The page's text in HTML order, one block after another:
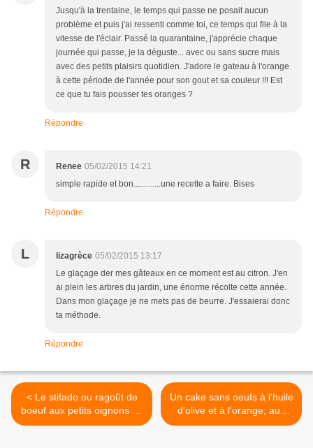
Jusqu'à la trentaine, le temps qui passe ne posait aucun
problème et puis j'ai ressenti comme toi, ce temps qui file à la
vitesse de l'éclair. Passé la quarantaine, j'apprécie chaque
journée qui passe, je la déguste... avec ou sans sucre mais
avec des petits plaisirs quotidien. J'adore le gateau à l'orange
à cette période de l'année pour son gout et sa couleur !!! Est
ce que tu fais pousser tes oranges ?
Répondre
R Renee 05/02/2015 14:21
simple rapide et bon.............une recette a faire. Bises
Répondre
L lizagrèce 05/02/2015 13:17
Le glaçage der mes gâteaux en ce moment est au citron. J'en
ai plein les arbres du jardin, une énorme récolte cette année.
Dans mon glaçage je ne mets pas de beurre. J'essaierai donc
ta méthode.
Répondre
< Le stifado ou ragoût de
boeuf aux petits oignons un
peu comme un boeuf
Un cake sans oeufs à l'huile
d'olive et à l'orange, aux
raisins de Corinthe et aux